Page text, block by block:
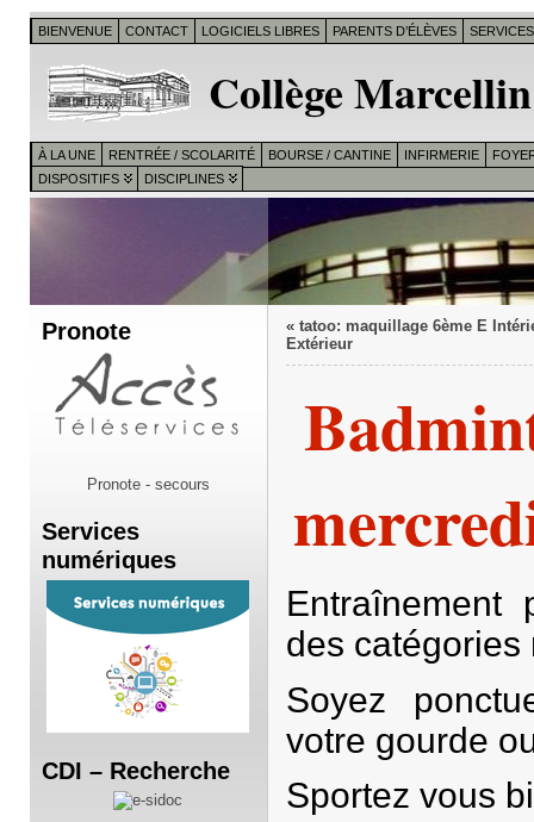
BIENVENUE CONTACT LOGICIELS LIBRES PARENTS D’ÉLÈVES
Collège
À LA UNE RENTRÉE / SCOLARITÉ BOURSE / CANTINE INFIRMERIE
DISPOSITIFS
DISCIPLINES
Pronote
Pronote - secours
Services
numériques
CDI – Recherche
« tatoo: maquillage 6ème E
Extérieur
des catégories
Soyez
votre gourde
Sportez vous